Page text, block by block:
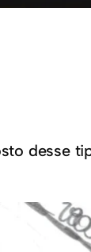
desse